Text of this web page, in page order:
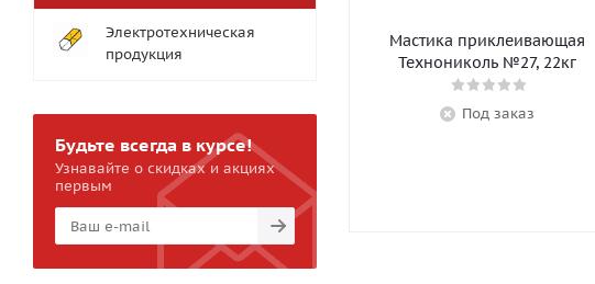
Мастика приклеивающая
Технониколь №27, 22кг
Под заказ
Электротехническая
продукция
Будьте всегда в курсе!
Узнавайте о скидках и акциях
первым